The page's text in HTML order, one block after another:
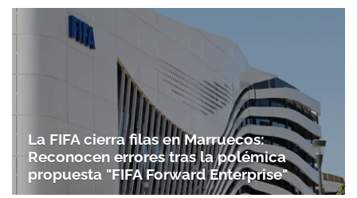
La FIFA cierra filas en Marruecos:
Reconocen errores tras la polémica
propuesta "FIFA Forward Enterprise"